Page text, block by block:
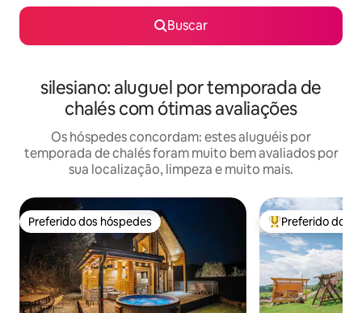
Buscar
silesiano: aluguel por temporada de
chalés com ótimas avaliações
Os hóspedes concordam: estes aluguéis por
temporada de chalés foram muito bem avaliados por
sua localização, limpeza e muito mais.
Preferido dos hóspedes
Preferido dos hóspedes Entre os
Preferido dos